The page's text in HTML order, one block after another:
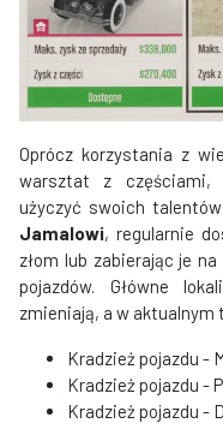
Oprócz korzystania z
warsztat z częściami,
użyczyć swoich talentów
Jamalowi, regularnie
złom lub zabierając je
pojazdów. Główne
zmieniają, a w aktualnym
Kradzież pojazdu -
Kradzież pojazdu -
Kradzież pojazdu -